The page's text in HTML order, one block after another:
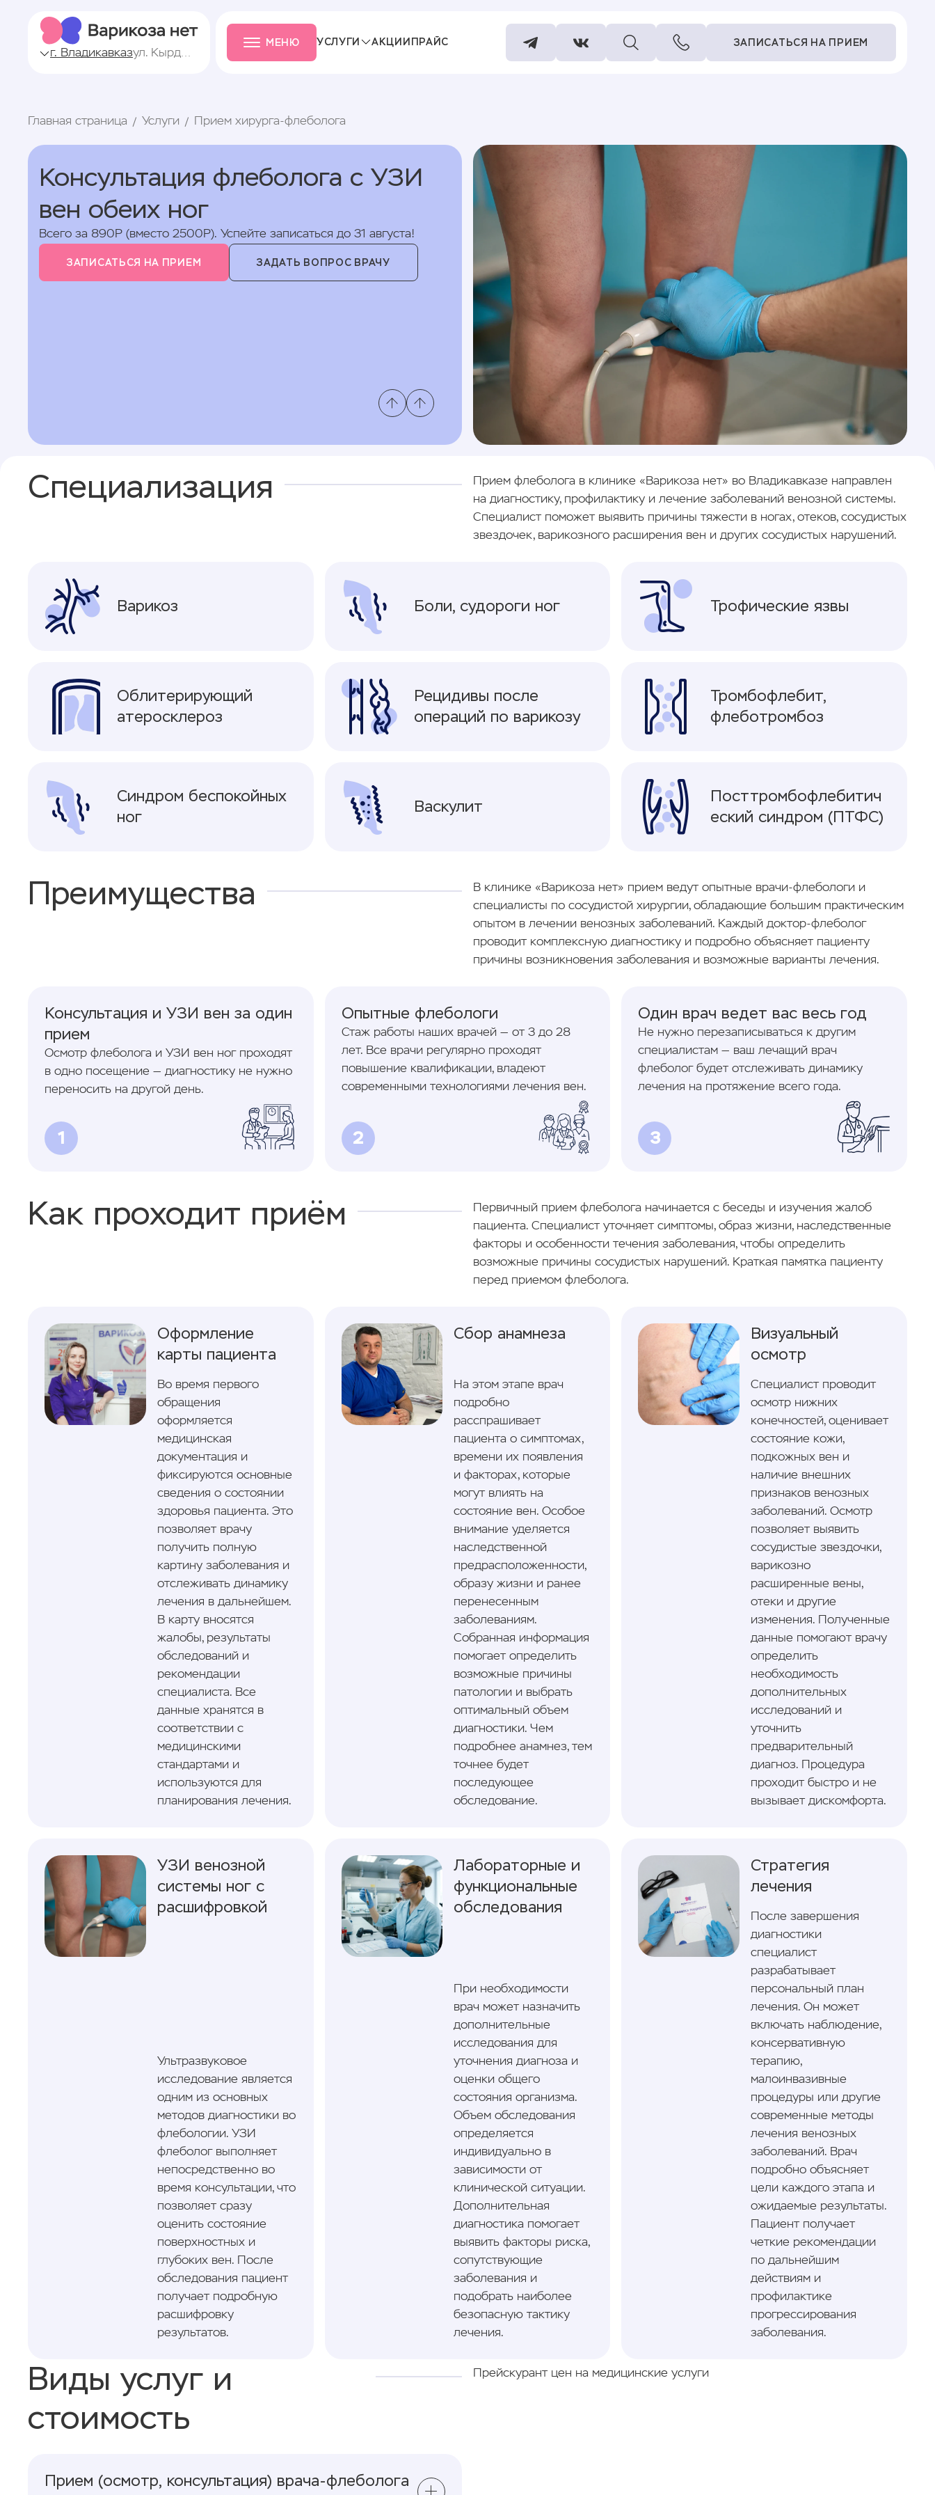
г. Владикавказ ул. Кырджалийская, 17
МЕНЮ УСЛУГИ АКЦИИПРАЙС
ЗАПИСАТЬСЯ НА ПРИЕМ
Главная страница Услуги Прием хирурга-флеболога
Консультация флеболога с УЗИ
вен обеих ног
Всего за 890Р (вместо 2500Р). Успейте записаться до 31 августа!
ЗАПИСАТЬСЯ НА ПРИЕМ ЗАДАТЬ ВОПРОС ВРАЧУ
Специализация
Прием флеболога в клинике «Варикоза нет» во Владикавказе направлен
на диагностику, профилактику и лечение заболеваний венозной системы.
Специалист поможет выявить причины тяжести в ногах, отеков, сосудистых
звездочек, варикозного расширения вен и других сосудистых нарушений.
Варикоз Боли, судороги ног Трофические язвы
Облитерирующий
атеросклероз
Рецидивы после
операций по варикозу
Тромбофлебит,
флеботромбоз
Синдром беспокойных
ног
Васкулит
Посттромбофлебитич
еский синдром (ПТФС)
Преимущества
В клинике «Варикоза нет» прием ведут опытные врачи-флебологи и
специалисты по сосудистой хирургии, обладающие большим практическим
опытом в лечении венозных заболеваний. Каждый доктор-флеболог
проводит комплексную диагностику и подробно объясняет пациенту
причины возникновения заболевания и возможные варианты лечения.
Консультация и УЗИ вен за один
прием
Осмотр флеболога и УЗИ вен ног проходят
в одно посещение — диагностику не нужно
переносить на другой день.
1
Опытные флебологи
Стаж работы наших врачей — от 3 до 28
лет. Все врачи регулярно проходят
повышение квалификации, владеют
современными технологиями лечения вен.
2
Один врач ведет вас весь год
Не нужно перезаписываться к другим
специалистам — ваш лечащий врач
флеболог будет отслеживать динамику
лечения на протяжение всего года.
3
Как проходит приём
Первичный прием флеболога начинается с беседы и изучения жалоб
пациента. Специалист уточняет симптомы, образ жизни, наследственные
факторы и особенности течения заболевания, чтобы определить
возможные причины сосудистых нарушений. Краткая памятка пациенту
перед приемом флеболога.
Оформление
карты пациента
Во время первого
обращения
оформляется
медицинская
документация и
фиксируются основные
сведения о состоянии
здоровья пациента. Это
позволяет врачу
получить полную
картину заболевания и
отслеживать динамику
лечения в дальнейшем.
В карту вносятся
жалобы, результаты
обследований и
рекомендации
специалиста. Все
данные хранятся в
соответствии с
медицинскими
стандартами и
используются для
планирования лечения.
Сбор анамнеза
На этом этапе врач
подробно
расспрашивает
пациента о симптомах,
времени их появления
и факторах, которые
могут влиять на
состояние вен. Особое
внимание уделяется
наследственной
предрасположенности,
образу жизни и ранее
перенесенным
заболеваниям.
Собранная информация
помогает определить
возможные причины
патологии и выбрать
оптимальный объем
диагностики. Чем
подробнее анамнез, тем
точнее будет
последующее
обследование.
Визуальный
осмотр
Специалист проводит
осмотр нижних
конечностей, оценивает
состояние кожи,
подкожных вен и
наличие внешних
признаков венозных
заболеваний. Осмотр
позволяет выявить
сосудистые звездочки,
варикозно
расширенные вены,
отеки и другие
изменения. Полученные
данные помогают врачу
определить
необходимость
дополнительных
исследований и
уточнить
предварительный
диагноз. Процедура
проходит быстро и не
вызывает дискомфорта.
УЗИ венозной
системы ног с
расшифровкой
Ультразвуковое
исследование является
одним из основных
методов диагностики во
флебологии. УЗИ
флеболог выполняет
непосредственно во
время консультации, что
позволяет сразу
оценить состояние
поверхностных и
глубоких вен. После
обследования пациент
получает подробную
расшифровку
результатов.
Лабораторные и
функциональные
обследования
При необходимости
врач может назначить
дополнительные
исследования для
уточнения диагноза и
оценки общего
состояния организма.
Объем обследования
определяется
индивидуально в
зависимости от
клинической ситуации.
Дополнительная
диагностика помогает
выявить факторы риска,
сопутствующие
заболевания и
подобрать наиболее
безопасную тактику
лечения.
Стратегия
лечения
После завершения
диагностики
специалист
разрабатывает
персональный план
лечения. Он может
включать наблюдение,
консервативную
терапию,
малоинвазивные
процедуры или другие
современные методы
лечения венозных
заболеваний. Врач
подробно объясняет
цели каждого этапа и
ожидаемые результаты.
Пациент получает
четкие рекомендации
по дальнейшим
действиям и
профилактике
прогрессирования
заболевания.
Виды услуг и
стоимость
Прейскурант цен на медицинские услуги
Прием (осмотр, консультация) врача-флеболога